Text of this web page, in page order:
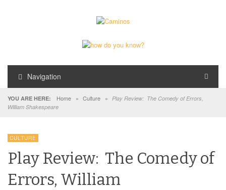
Navigation
YOU ARE HERE: Home » Culture »
Play Review: The Comedy of Errors,
William Shakespeare
CULTURE
Play Review: The Comedy of
Errors, William